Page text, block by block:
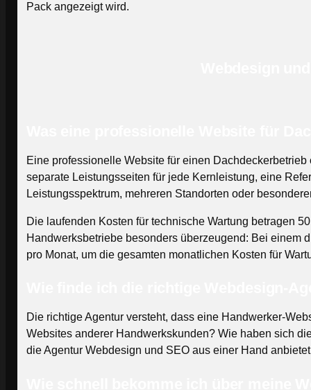
Pack angezeigt wird.
Eine professionelle Website für einen
separate Leistungsseiten für jede Kernleistung, eine
Leistungsspektrum, mehreren Standorten oder
Die laufenden Kosten für technische Wartung betragen
Handwerksbetriebe besonders überzeugend: Bei einem
pro Monat, um die gesamten monatlichen Kosten für
Die richtige Agentur versteht, dass eine Handwerker-
Websites anderer Handwerkskunden? Wie haben sich
die Agentur Webdesign und SEO aus einer Hand